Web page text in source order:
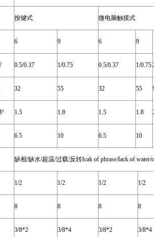
按键式 微电脑触摸式
6 9 6 9
0.5/0.37 1/0.75 0.5/0.37 1/0.75
32 55 32 55
² 1.5 1.8 1.5 1.8
6.5 10 6.5 10
缺相/缺水/超温/过载/反转Icak of phrase/Iack of water/
1/2 1/2 1/2 1/2
8 8 8 8
3/8*2 3/8*4 3/8*2 3/8*4